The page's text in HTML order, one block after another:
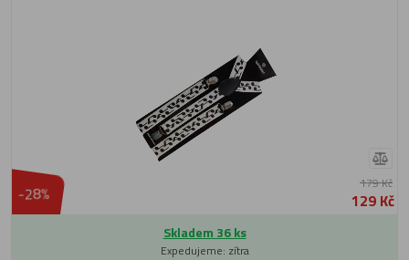
-28% 179 Kč
129 Kč
Skladem 36 ks
Expedujeme: zítra